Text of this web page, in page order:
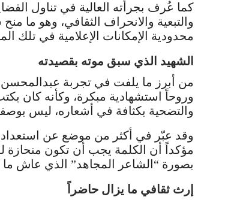
كما عُرف بجرأته العالية في تناول
والتبعية والانحراف الثقافي، وهو ما
محدودية الإمكانات الإعلامية في تلك
الشهيد الذي سبق موته بقصيدته
من أبرز ما يلفت في تجربة
وروحاً استشهادية مبكرة، وكأنه كان
والتضحية بكثافة في أشعاره، ليس
وقد عبّر في أكثر من موضع عن
مؤكداً أن الكلمة يجب أن تكون منحازة
بصورة “الشاعر المجاهد” الذي عاش ما
إرث ثقافي ما يزال حاضراً